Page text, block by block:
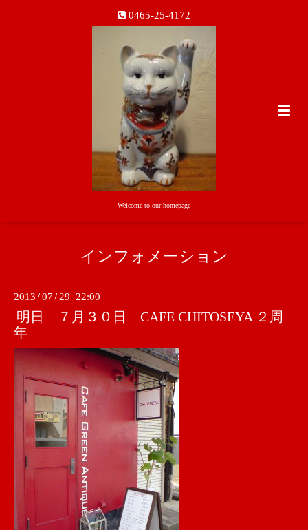
0465-25-4172
Welcome to our homepage
インフォメーション
2013 /07 / 29 22:00
明日 ７月３０日 CAFE CHITOSEYA ２周
年